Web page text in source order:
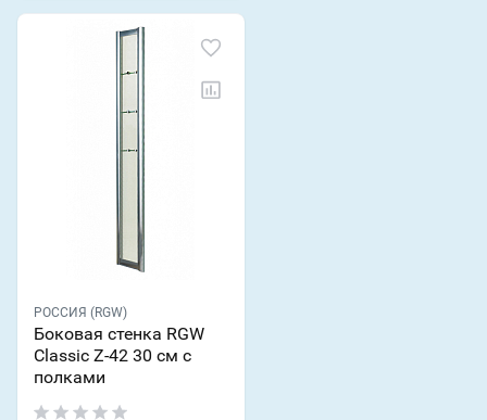
РОССИЯ (RGW)
Боковая стенка RGW
Classic Z-42 30 см с
полками